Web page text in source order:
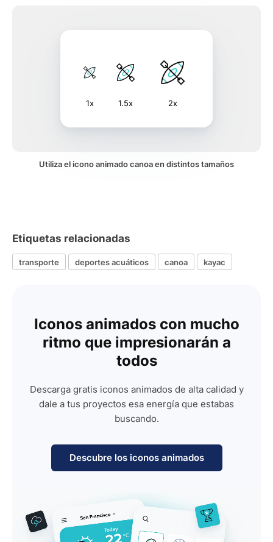
1x 1.5x 2x
Utiliza el icono animado canoa en distintos tamaños
Etiquetas relacionadas
transporte deportes acuáticos canoa kayac
Iconos animados con mucho
ritmo que impresionarán a
todos
Descarga gratis iconos animados de alta calidad y
dale a tus proyectos esa energía que estabas
buscando.
Descubre los iconos animados